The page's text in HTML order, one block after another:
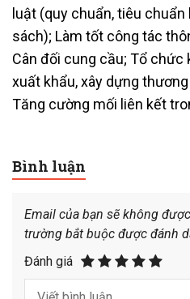
luật (quy chuẩn, tiêu
sách); Làm tốt công tác
Cân đối cung cầu; Tổ chức
xuất khẩu, xây dựng
Tăng cường mối liên kết
Bình luận
Email của bạn sẽ không
trường bắt buộc được đánh
Đánh giá